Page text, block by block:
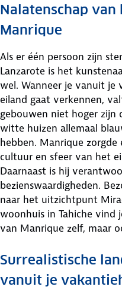
Nalatenschap van
Manrique
Als er één persoon zijn
Lanzarote is het
wel. Wanneer je vanuit je
eiland gaat verkennen,
gebouwen niet hoger zijn
witte huizen allemaal
hebben. Manrique
cultuur en sfeer van het
Daarnaast is hij
bezienswaardigheden.
naar het uitzichtpunt
woonhuis in Tahiche vind
van Manrique zelf, maar
Surrealistische
vanuit je